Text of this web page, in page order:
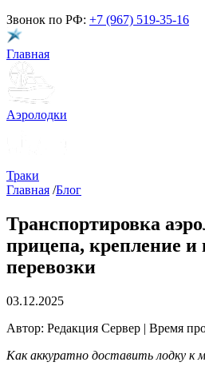
Звонок по РФ: +7 (967) 519-35-16
Главная
Аэролодки
Траки
Главная /Блог
Транспортировка
прицепа, крепление и
перевозки
03.12.2025
Автор: Редакция Сервер | Время
Как аккуратно доставить лодку к